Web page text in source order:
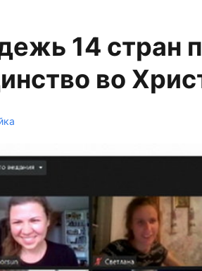
14 стран
во